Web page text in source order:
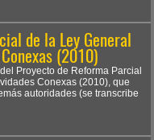
de la Ley General
(2010)
Proyecto de Reforma Parcial
Conexas (2010), que
autoridades (se transcribe